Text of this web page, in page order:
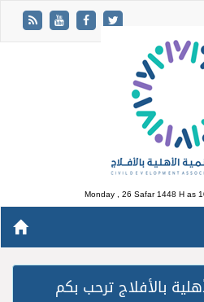
Monday , 26 Safar 1448 H as
بالأفلاج ترحب بكم